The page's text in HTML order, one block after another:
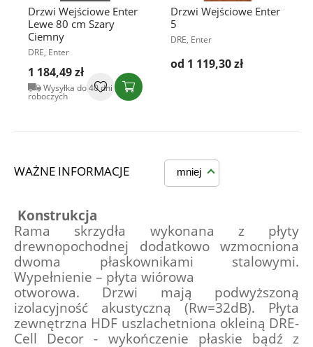
Drzwi Wejściowe Enter
Lewe 80 cm Szary
Ciemny
DRE, Enter
1 184,49 zł
Wysyłka do 40 dni
roboczych
Drzwi Wejściowe Enter
5
DRE, Enter
od 1 119,30 zł
WAŻNE INFORMACJE mniej
Konstrukcja
Rama skrzydła wykonana z płyty
drewnopochodnej dodatkowo wzmocniona
dwoma płaskownikami stalowymi.
Wypełnienie – płyta wiórowa
otworowa. Drzwi mają podwyższoną
izolacyjność akustyczną (Rw=32dB). Płyta
zewnętrzna HDF uszlachetniona okleiną DRE-
Cell Decor - wykończenie płaskie bądź z